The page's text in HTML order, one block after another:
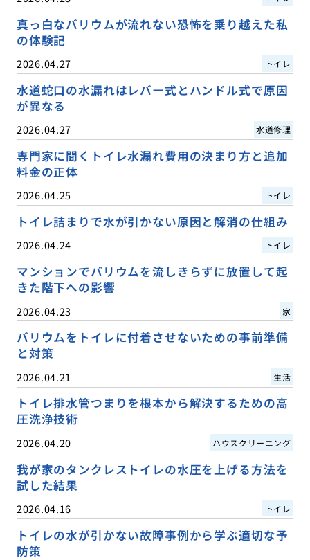
真っ白なバリウムが流れない恐怖を乗り越えた私
の体験記
2026.04.27 トイレ
水道蛇口の水漏れはレバー式とハンドル式で原因
が異なる
2026.04.27 水道修理
専門家に聞くトイレ水漏れ費用の決まり方と追加
料金の正体
2026.04.25 トイレ
トイレ詰まりで水が引かない原因と解消の仕組み
2026.04.24 トイレ
マンションでバリウムを流しきらずに放置して起
きた階下への影響
2026.04.23 家
バリウムをトイレに付着させないための事前準備
と対策
2026.04.21 生活
トイレ排水管つまりを根本から解決するための高
圧洗浄技術
2026.04.20 ハウスクリーニング
我が家のタンクレストイレの水圧を上げる方法を
試した結果
2026.04.16 トイレ
トイレの水が引かない故障事例から学ぶ適切な予
防策